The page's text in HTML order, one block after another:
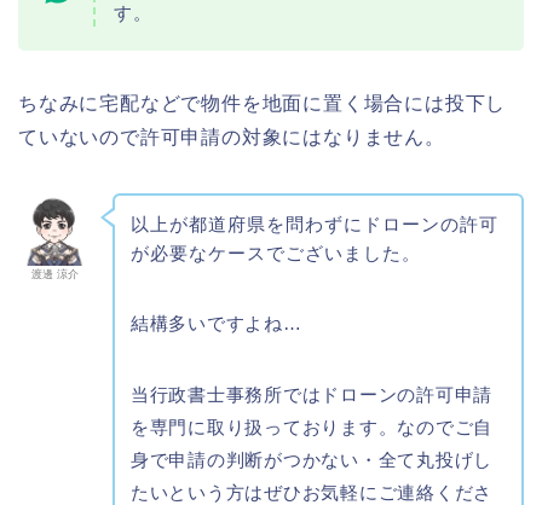
す。
ちなみに宅配などで物件を地面に置く場合には投下し
ていないので許可申請の対象にはなりません。
渡邊 涼介
以上が都道府県を問わずにドローンの許可
が必要なケースでございました。
結構多いですよね…
当行政書士事務所ではドローンの許可申請
を専門に取り扱っております。なのでご自
身で申請の判断がつかない・全て丸投げし
たいという方はぜひお気軽にご連絡くださ